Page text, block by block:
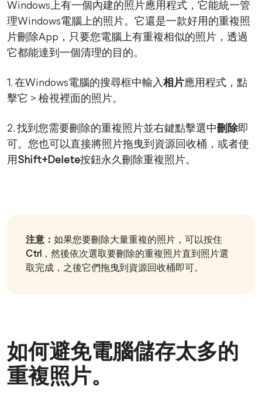
Windows上有一個內建的照片應用程式，它能統一管
理Windows電腦上的照片。它還是一款好用的重複照
片刪除App，只要您電腦上有重複相似的照片，透過
它都能達到一個清理的目的。
1. 在Windows電腦的搜尋框中輸入相片應用程式，點
擊它 > 檢視裡面的照片。
2. 找到您需要刪除的重複照片並右鍵點擊選中刪除即
可。您也可以直接將照片拖曳到資源回收桶，或者使
用Shift+Delete按鈕永久刪除重複照片。
注意： 如果您要刪除大量重複的照片，可以按住
Ctrl ，然後依次選取要刪除的重複照片直到照片選
取完成，之後它們拖曳到資源回收桶即可。
如何避免電腦儲存太多的
重複照片。